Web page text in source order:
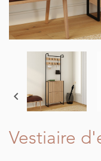

Vestiaire